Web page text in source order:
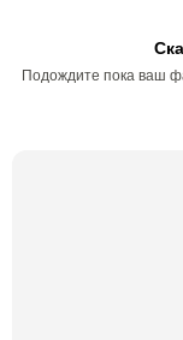
Подождите пока ваш